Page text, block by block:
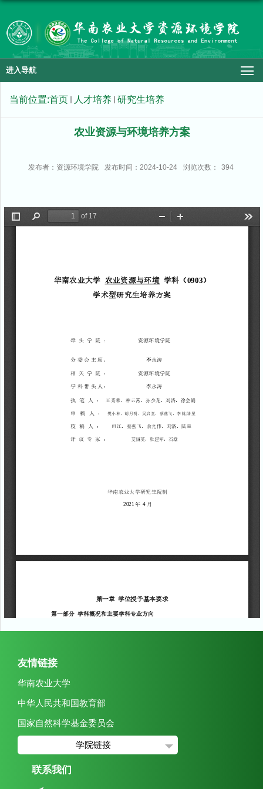
进入导航
当前位置:首页 人才培养 研究生培养
农业资源与环境培养方案
发布者：资源环境学院 发布时间：2024-10-24 浏览次数： 394
友情链接
华南农业大学
中华人民共和国教育部
国家自然科学基金委员会
学院链接
联系我们